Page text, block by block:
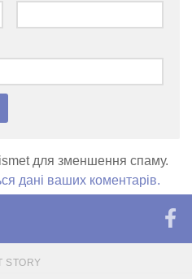
для зменшення спаму.
дані ваших коментарів.
STORY